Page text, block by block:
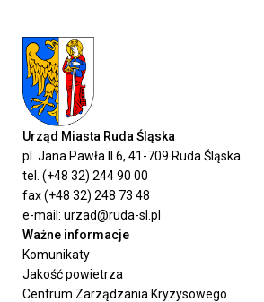
Urząd Miasta Ruda Śląska
pl. Jana Pawła II 6, 41-709 Ruda Śląska
tel. (+48 32) 244 90 00
fax (+48 32) 248 73 48
e-mail: urzad@ruda-sl.pl
Ważne informacje
Komunikaty
Jakość powietrza
Centrum Zarządzania Kryzysowego